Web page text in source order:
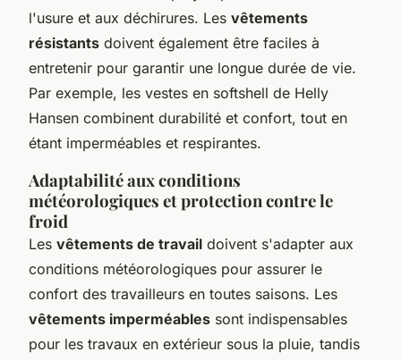
l'usure et aux déchirures. Les vêtements
résistants doivent également être faciles à
entretenir pour garantir une longue durée de vie.
Par exemple, les vestes en softshell de Helly
Hansen combinent durabilité et confort, tout en
étant imperméables et respirantes.
Adaptabilité aux conditions
météorologiques et protection contre le
froid
Les vêtements de travail doivent s'adapter aux
conditions météorologiques pour assurer le
confort des travailleurs en toutes saisons. Les
vêtements imperméables sont indispensables
pour les travaux en extérieur sous la pluie, tandis